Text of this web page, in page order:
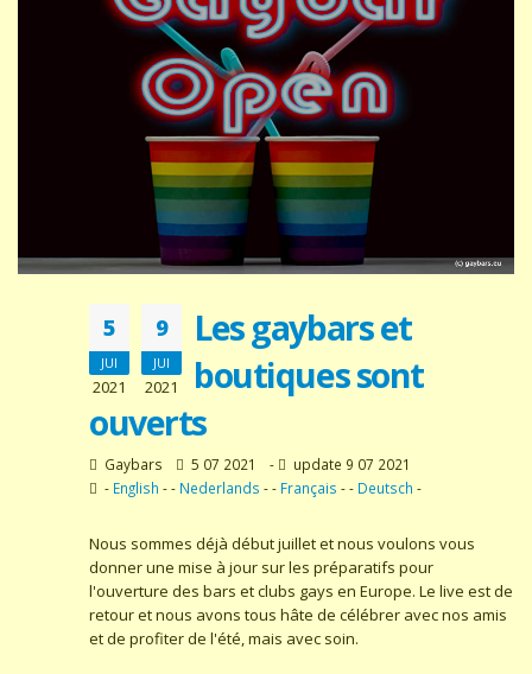
5
JUI
2021
9
JUI
2021
Les gaybars et
boutiques sont
ouverts
Gaybars 5 07 2021 -
update 9 07 2021
- English - - Nederlands - - Français - - Deutsch -
Nous sommes déjà début juillet et nous voulons vous
donner une mise à jour sur les préparatifs pour
l'ouverture des bars et clubs gays en Europe. Le live est de
retour et nous avons tous hâte de célébrer avec nos amis
et de profiter de l'été, mais avec soin.